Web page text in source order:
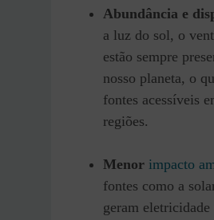
Abundância e
a luz do sol, o
estão sempre
nosso planeta, o
fontes acessíveis
regiões.
Menor impacto
fontes como a
geram